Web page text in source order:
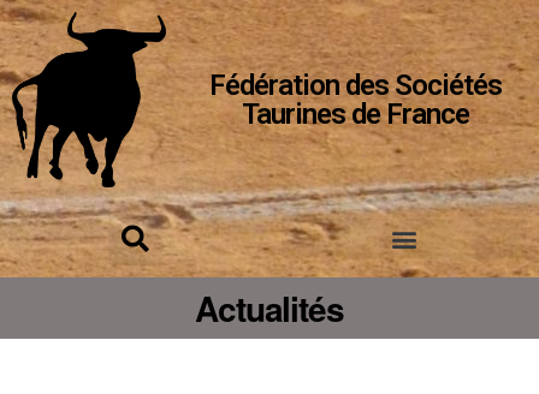
Fédération des Sociétés
Taurines de France
Actualités